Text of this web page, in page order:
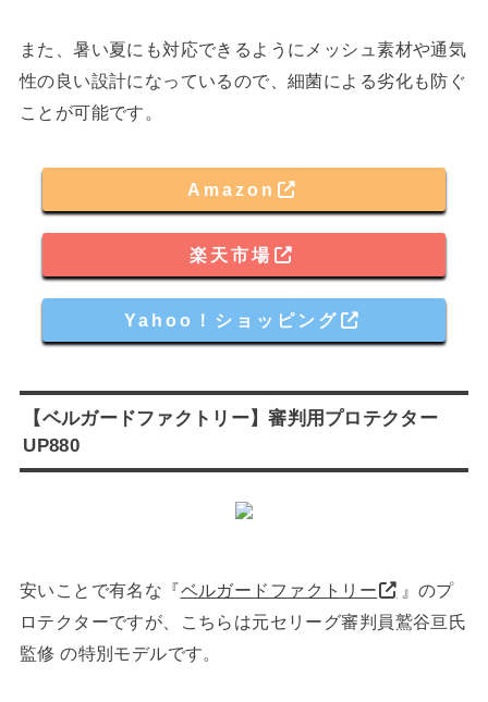
また、暑い夏にも対応できるようにメッシュ素材や通気
性の良い設計になっているので、細菌による劣化も防ぐ
ことが可能です。
Amazon
楽天市場
Yahoo！ショッピング
【ベルガードファクトリー】審判用プロテクター
UP880
安いことで有名な『ベルガードファクトリー
』のプ
ロテクターですが、こちらは元セリーグ審判員鷲谷亘氏
監修 の特別モデルです。